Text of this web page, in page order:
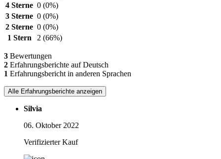
4 Sterne 0 (0%)
3 Sterne 0 (0%)
2 Sterne 0 (0%)
1 Stern
2 (66%)
3 Bewertungen
2 Erfahrungsberichte auf Deutsch
1 Erfahrungsbericht in anderen Sprachen
Alle Erfahrungsberichte anzeigen
Silvia
06. Oktober 2022
Verifizierter Kauf